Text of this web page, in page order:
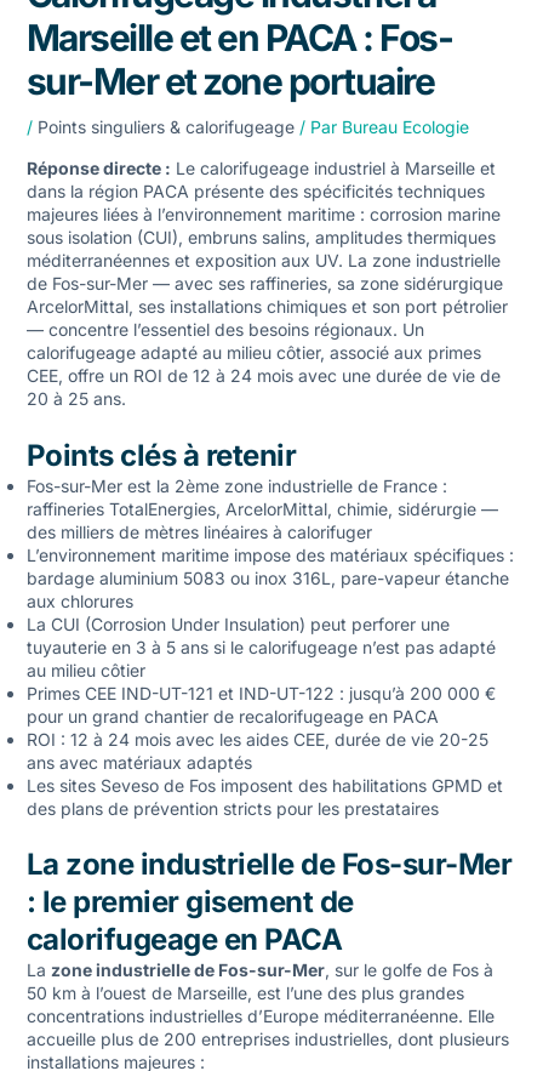
Marseille et en PACA : Fos-
sur-Mer et zone portuaire
/ Points singuliers & calorifugeage/ Par Bureau Ecologie
Réponse directe : Le calorifugeage industrielà Marseille et
dans la région PACA présente des spécificités techniques
majeures liées à l’environnement maritime : corrosion marine
sous isolation (CUI), embruns salins, amplitudes thermiques
méditerranéennes et exposition aux UV. La zone industrielle
de Fos-sur-Mer — avec ses raffineries, sa zone sidérurgique
ArcelorMittal, ses installations chimiques et son port pétrolier
— concentre l’essentiel des besoins régionaux. Un
calorifugeage adapté au milieu côtier, associé aux primes
CEE, offre un ROI de 12 à 24 mois avec une durée de vie de
20 à 25 ans.
Points clés à retenir
Fos-sur-Mer est la 2ème zone industrielle de France :
raffineries TotalEnergies, ArcelorMittal, chimie, sidérurgie —
des milliers de mètres linéaires à calorifuger
L’environnement maritime impose des matériaux spécifiques :
bardage aluminium 5083 ou inox 316L, pare-vapeur étanche
aux chlorures
La CUI (Corrosion Under Insulation) peut perforer une
tuyauterie en 3 à 5 ans si le calorifugeage n’est pas adapté
au milieu côtier
Primes CEE IND-UT-121 et IND-UT-122 : jusqu’à 200 000 €
pour un grand chantier de recalorifugeage en PACA
ROI : 12 à 24 mois avec les aides CEE, durée de vie 20-25
ans avec matériaux adaptés
Les sites Seveso de Fos imposent des habilitations GPMD et
des plans de prévention stricts pour les prestataires
La zone industrielle de Fos-sur-Mer
: le premier gisement de
calorifugeage en PACA
La zone industrielle de Fos-sur-Mer, sur le golfe de Fos à
50 km à l’ouest de Marseille, est l’une des plus grandes
concentrations industrielles d’Europe méditerranéenne. Elle
accueille plus de 200 entreprises industrielles, dont plusieurs
installations majeures :